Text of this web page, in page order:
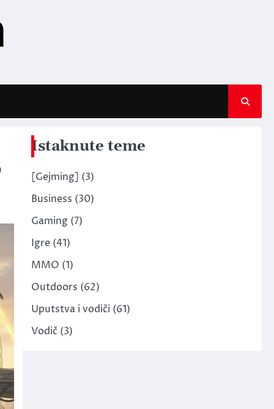
Istaknute teme
[Gejming] (3)
Business (30)
Gaming(7)
Igre(41)
MMO (1)
Outdoors (62)
Uputstva i vodiči (61)
Vodič(3)